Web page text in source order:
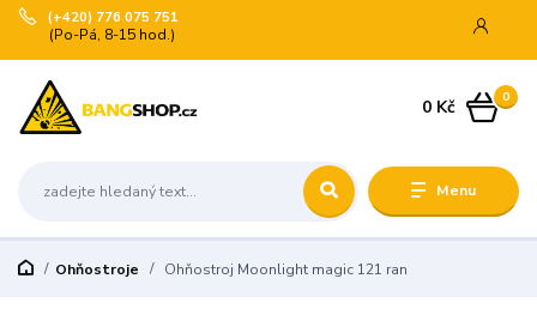
Menu
(+420) 776 075 751
(Po-Pá, 8-15 hod.)
0
0 Kč
Ohňostroje Ohňostroj Moonlight magic 121 ran